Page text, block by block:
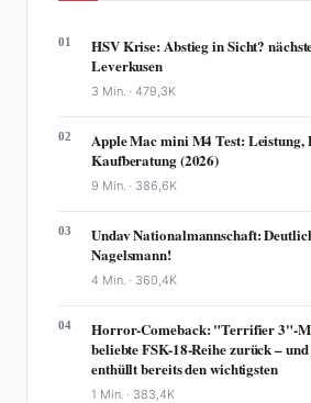
01
HSV Krise: Abstieg in Sicht?
Leverkusen
3 Min. ·479,3K
02
Apple Mac mini M4 Test: Leistung,
Kaufberatung (2026)
9 Min. · 386,6K
03
Undav Nationalmannschaft:
Nagelsmann!
4 Min. · 360,4K
04
Horror-Comeback: "Terrifier 3"-
beliebte FSK-18-Reihe zurück –
enthüllt bereits den wichtigsten
1 Min. · 383,4K